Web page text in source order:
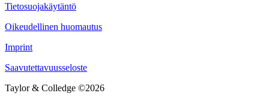
Tietosuojakäytäntö
Oikeudellinen huomautus
Imprint
Saavutettavuusseloste
Taylor & Colledge ©2026